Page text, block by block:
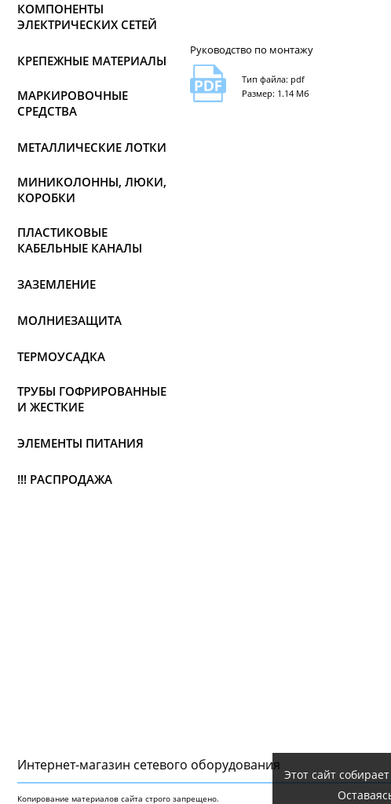
КОМПОНЕНТЫ
ЭЛЕКТРИЧЕСКИХ СЕТЕЙ
КРЕПЕЖНЫЕ МАТЕРИАЛЫ
МАРКИРОВОЧНЫЕ
СРЕДСТВА
МЕТАЛЛИЧЕСКИЕ ЛОТКИ
МИНИКОЛОННЫ, ЛЮКИ,
КОРОБКИ
ПЛАСТИКОВЫЕ
КАБЕЛЬНЫЕ КАНАЛЫ
ЗАЗЕМЛЕНИЕ
МОЛНИЕЗАЩИТА
ТЕРМОУСАДКА
ТРУБЫ ГОФРИРОВАННЫЕ
И ЖЕСТКИЕ
ЭЛЕМЕНТЫ ПИТАНИЯ
!!! РАСПРОДАЖА
Руководство по монтажу
Тип файла: pdf
Размер: 1.14 Мб
Интернет-магазин сетeвого оборудования
Копирование материалов сайта строго запрещено.
Этот сайт